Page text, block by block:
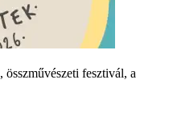
fesztivál, a